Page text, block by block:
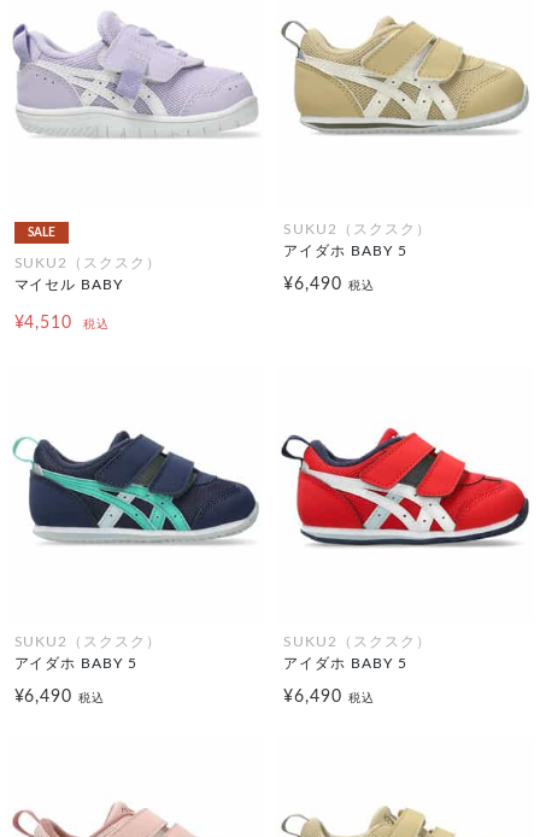
SALE
SUKU2（スクスク）
マイセル BABY
¥4,510 税込
SUKU2（スクスク）
アイダホ BABY 5
¥6,490 税込
SUKU2（スクスク）
アイダホ BABY 5
¥6,490税込
SUKU2（スクスク）
アイダホ BABY 5
¥6,490 税込